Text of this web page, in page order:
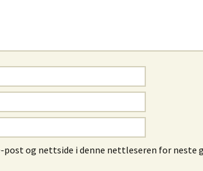
post og nettside i denne nettleseren for neste